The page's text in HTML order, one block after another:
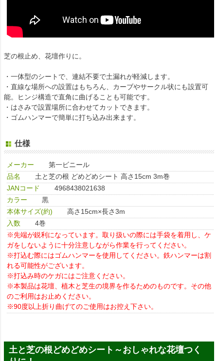
芝の根止め、花壇作りに。
・一体型のシートで、連結不要で土漏れが軽減します。
・直線な場所への設置はもちろん、カーブやサークル状にも設置可
能。ヒンジ構造で直角に曲げることも可能です。
・はさみで設置場所に合わせてカットできます。
・ゴムハンマーで簡単に打ち込み出来ます。
仕様
メーカー
第一ビニール
品名
土と芝の根 どめどめシート 高さ15cm 3m巻
JANコード
4968438021638
カラー
黒
本体サイズ(約)
高さ15cm×長さ3m
入数
4巻
※先端が鋭利になっています。取り扱いの際には手袋を着用し、ケ
ガをしないように十分注意しながら作業を行ってください。
※打込む際にはゴムハンマーを使用してください。鉄ハンマーは割
れる可能性がございます。
※打込み時のケガにはご注意ください。
※本製品は花壇、植木と芝生の境界を作るためのものです。その他
のご利用はお止めください。
※90度以上折り曲げてのご使用はお控え下さい。